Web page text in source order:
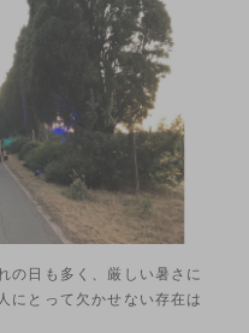
の日も多く、厳しい暑さに
にとって欠かせない存在は